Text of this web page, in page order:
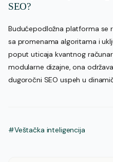
SEO?
Budućepodložna platforma se
sa promenama algoritama i
poput uticaja kvantnog
modularne dizajne, ona
dugoročni SEO uspeh u
#Veštačka inteligencija